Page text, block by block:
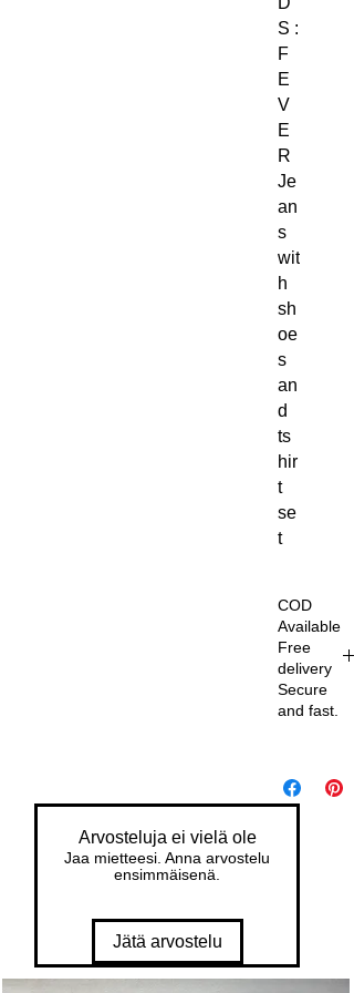
S :
F
E
V
E
R
Je
an
s
wit
h
sh
oe
s
an
d
ts
hir
t
se
t
COD
Available
Free
delivery
Secure
and fast.
liv
er
ys
Arvosteluja ei vielä ole
Jaa mietteesi. Anna arvostelu
ensimmäisenä.
Jätä arvostelu